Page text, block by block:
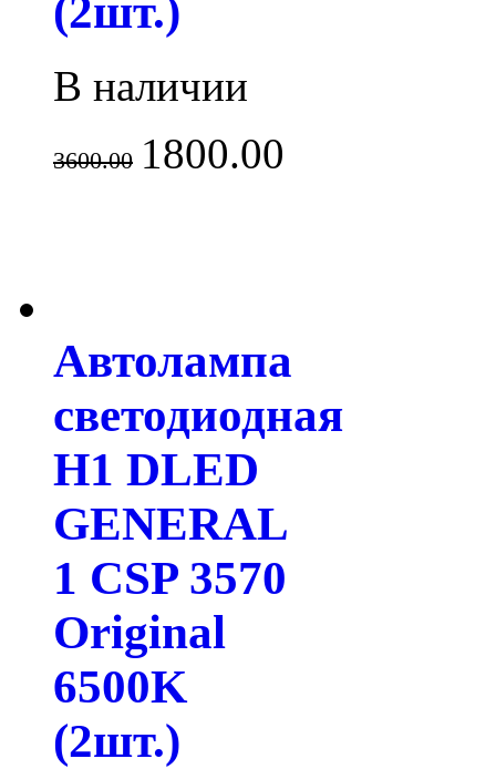
(2шт.)
В наличии
3600.00 1800.00
Автолампа
светодиодная
H1 DLED
GENERAL
1 CSP 3570
Original
6500K
(2шт.)